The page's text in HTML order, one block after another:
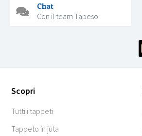
Chat
Con il team Tapeso
Scopri
Tutti i tappeti
Tappeto in juta